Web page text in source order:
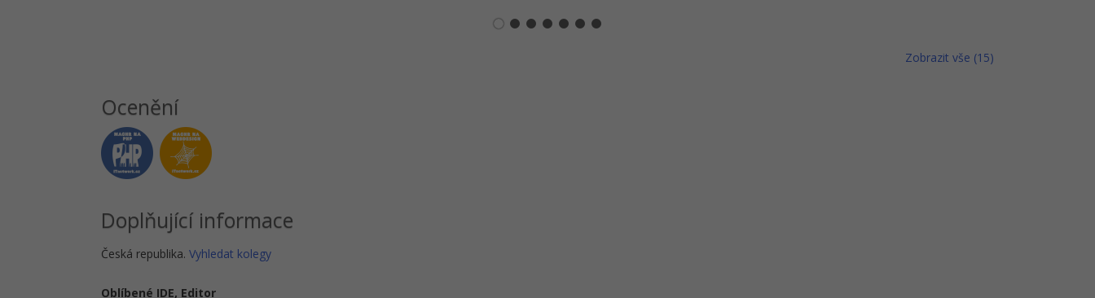
Zobrazit vše (15)
Ocenění
Doplňující informace
Česká republika. Vyhledat kolegy
Oblíbené IDE, Editor